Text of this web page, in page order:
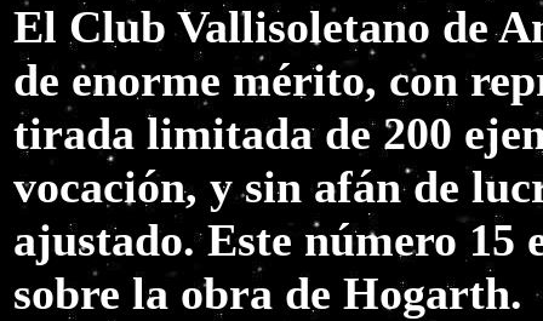
El Club Vallisoletano de
de enorme mérito, con
tirada limitada de 200
vocación, y sin afán de
ajustado. Este número 15
sobre la obra de Hogarth.